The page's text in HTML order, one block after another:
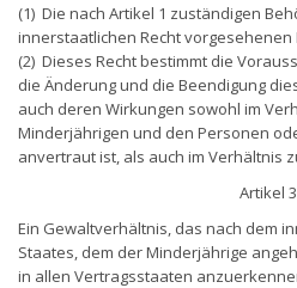
(1) Die nach Artikel 1 zuständigen
innerstaatlichen Recht
(2) Dieses Recht bestimmt die
die Änderung und die Beendigung
auch deren Wirkungen sowohl im
Minderjährigen und den Personen
anvertraut ist, als auch im Verhältnis
Artikel 3
Ein Gewaltverhältnis, das nach dem
Staates, dem der Minderjährige
in allen Vertragsstaaten